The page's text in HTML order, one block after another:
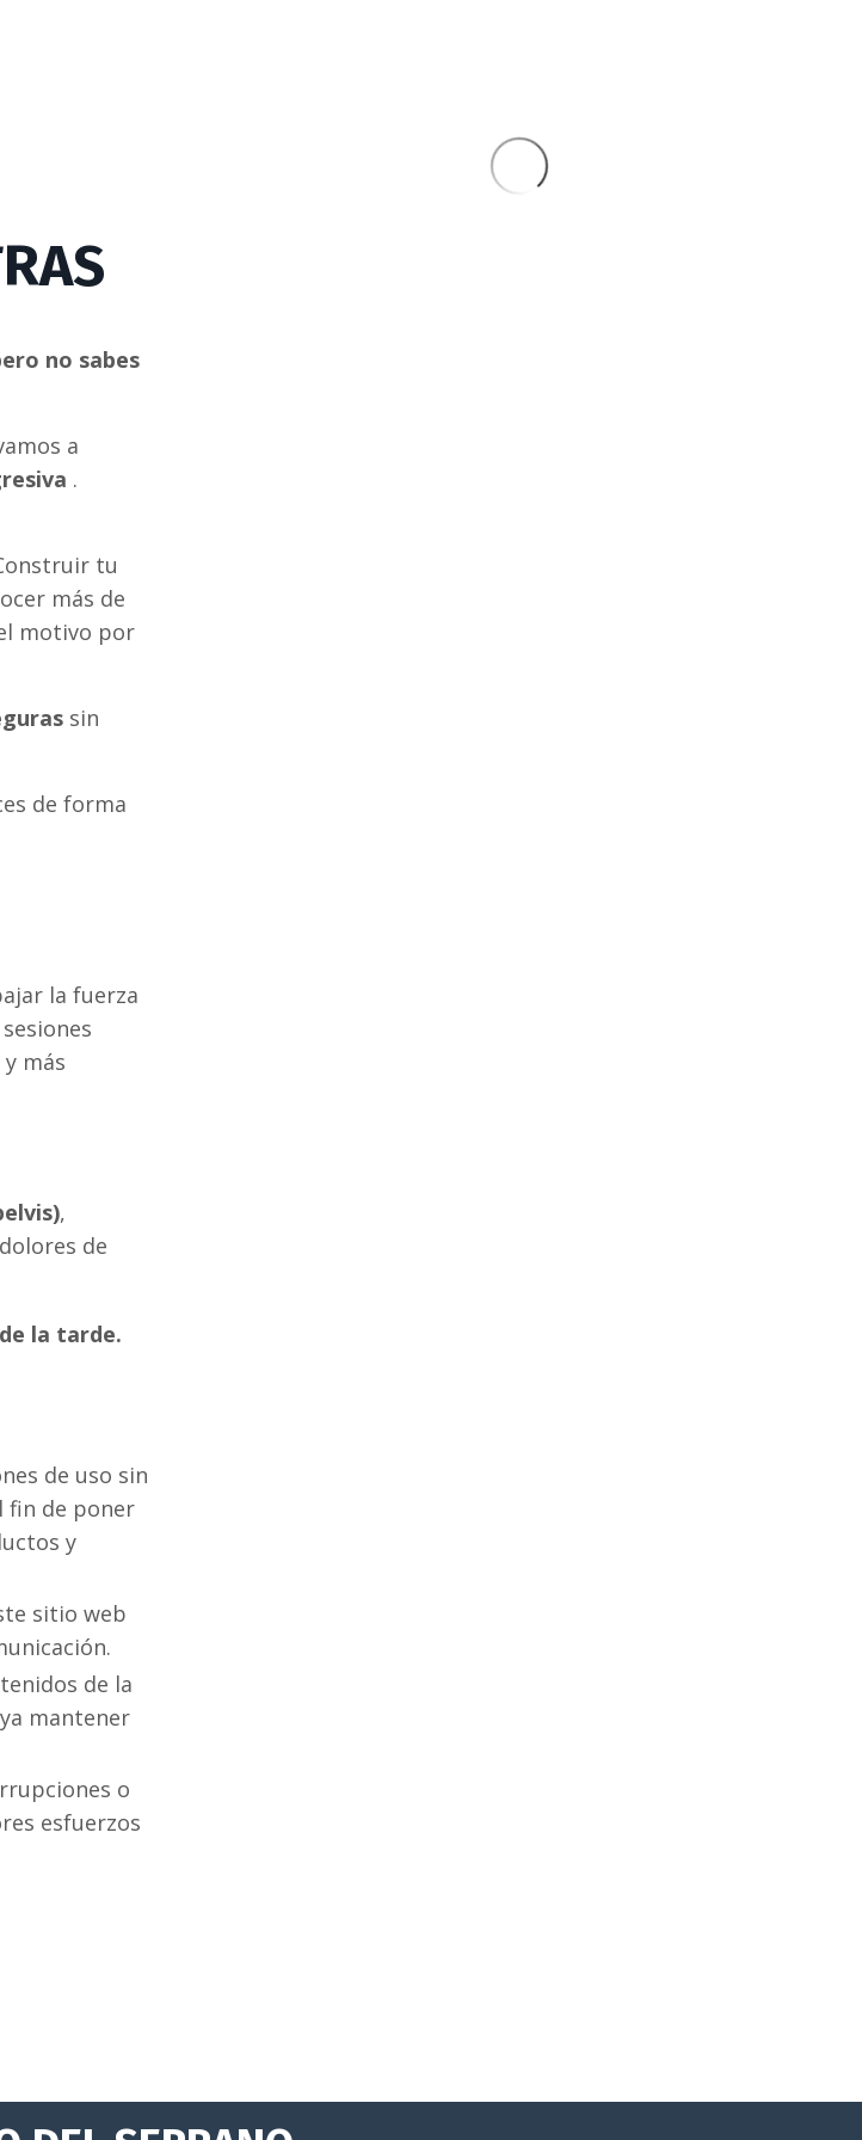
no sabes
a
.
tu
más de
motivo por
sin
de forma
la fuerza
más
,
de
la tarde.
de uso sin
fin de poner
y
sitio web
de la
mantener
o
esfuerzos